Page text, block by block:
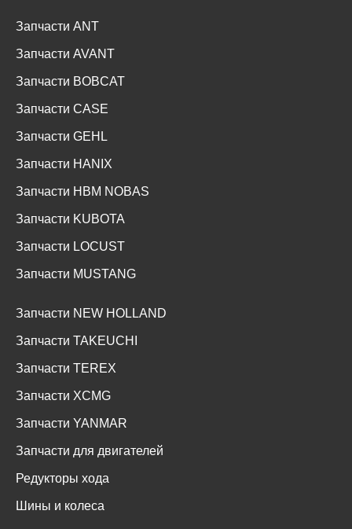
Запчасти ANT
Запчасти AVANT
Запчасти BOBCAT
Запчасти CASE
Запчасти GEHL
Запчасти HANIX
Запчасти HBM NOBAS
Запчасти KUBOTA
Запчасти LOCUST
Запчасти MUSTANG
Запчасти NEW HOLLAND
Запчасти TAKEUCHI
Запчасти TEREX
Запчасти XCMG
Запчасти YANMAR
Запчасти для двигателей
Редукторы хода
Шины и колеса